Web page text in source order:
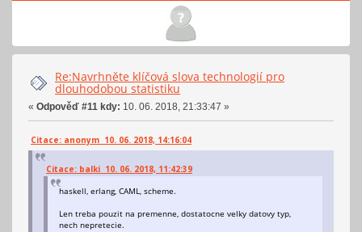
Re:Navrhněte klíčová slova technologií pro
dlouhodobou statistiku
« Odpověď #11 kdy: 10. 06. 2018, 21:33:47 »
Citace: anonym 10. 06. 2018, 14:16:04
Citace: balki 10. 06. 2018, 11:42:39
haskell, erlang, CAML, scheme.
Len treba pouzit na premenne, dostatocne velky datovy typ,
nech nepretecie.